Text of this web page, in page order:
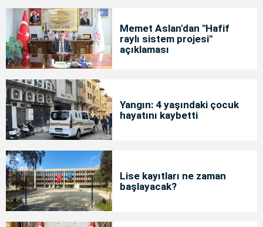
Memet Aslan'dan "Hafif
raylı sistem projesi"
açıklaması
Yangın: 4 yaşındaki çocuk
hayatını kaybetti
Lise kayıtları ne zaman
başlayacak?